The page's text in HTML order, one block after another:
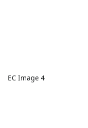
EC Image 4